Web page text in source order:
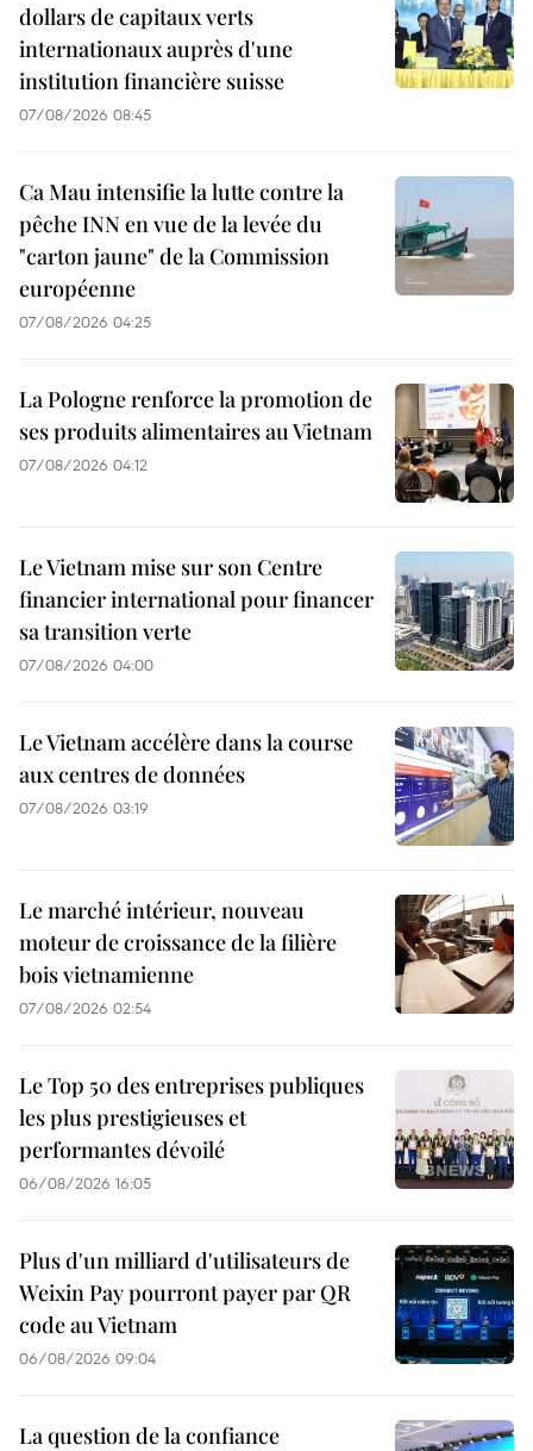
dollars de capitaux verts
internationaux auprès d'une
institution financière suisse
07/08/2026 08:45
Ca Mau intensifie la lutte contre la
pêche INN en vue de la levée du
"carton jaune" de la Commission
européenne
07/08/2026 04:25
La Pologne renforce la promotion de
ses produits alimentaires au Vietnam
07/08/2026 04:12
Le Vietnam mise sur son Centre
financier international pour financer
sa transition verte
07/08/2026 04:00
Le Vietnam accélère dans la course
aux centres de données
07/08/2026 03:19
Le marché intérieur, nouveau
moteur de croissance de la filière
bois vietnamienne
07/08/2026 02:54
Le Top 50 des entreprises publiques
les plus prestigieuses et
performantes dévoilé
06/08/2026 16:05
Plus d'un milliard d'utilisateurs de
Weixin Pay pourront payer par QR
code au Vietnam
06/08/2026 09:04
La question de la confiance